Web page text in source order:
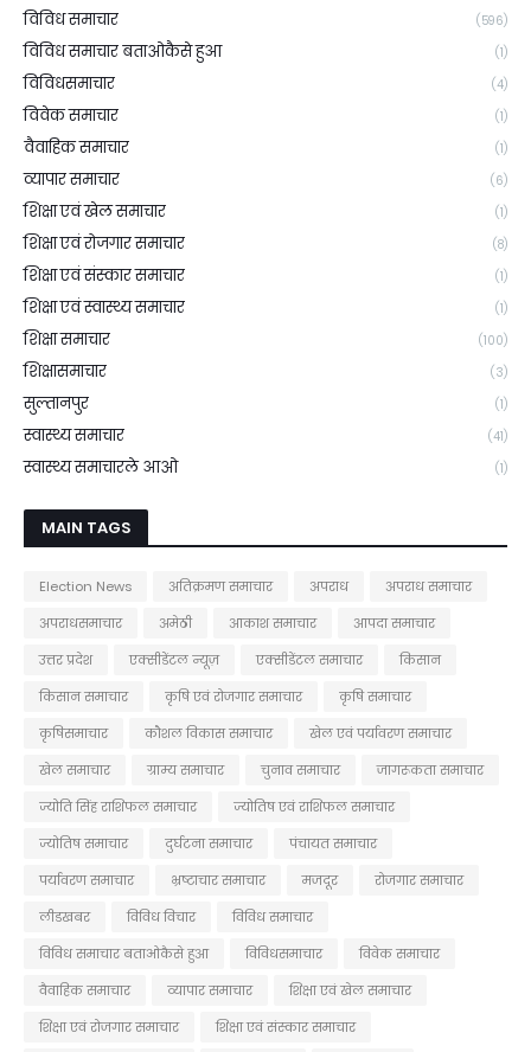
विविध समाचार (596)
विविध समाचार बताओकैसे हुआ (1)
विविधसमाचार (4)
विवेक समाचार (1)
वैवाहिक समाचार (1)
व्यापार समाचार (6)
शिक्षा एवं खेल समाचार (1)
शिक्षा एवं रोजगार समाचार (8)
शिक्षा एवं संस्कार समाचार (1)
शिक्षा एवं स्वास्थ्य समाचार (1)
शिक्षा समाचार (100)
शिक्षासमाचार (3)
सुल्तानपुर (1)
स्वास्थ्य समाचार (41)
स्वास्थ्य समाचारले आओ (1)
MAIN TAGS
Election News अतिक्रमण समाचार अपराध
अपराध समाचार
अपराधसमाचार
अमेठी आकाश समाचार
आपदा समाचार
उत्तर प्रदेश
एक्सीडेंटल न्यूज़ एक्सीडेंटल समाचार
किसान
किसान समाचार
कृषि एवं रोजगार समाचार
कृषि समाचार
कृषिसमाचार
कौशल विकास समाचार
खेल एवं पर्यावरण समाचार
खेल समाचार
ग्राम्य समाचार चुनाव समाचार
जागरूकता समाचार
ज्योति सिंह राशिफल समाचार
ज्योतिष एवं राशिफल समाचार
ज्योतिष समाचार
दुर्घटना समाचार
पंचायत समाचार
पर्यावरण समाचार
भ्रष्टाचार समाचार मजदूर
रोजगार समाचार
लीडखबर
विविध विचार
विविध समाचार
विविध समाचार बताओकैसे हुआ
विविधसमाचार
विवेक समाचार
वैवाहिक समाचार
व्यापार समाचार
शिक्षा एवं खेल समाचार
शिक्षा एवं रोजगार समाचार
शिक्षा एवं संस्कार समाचार